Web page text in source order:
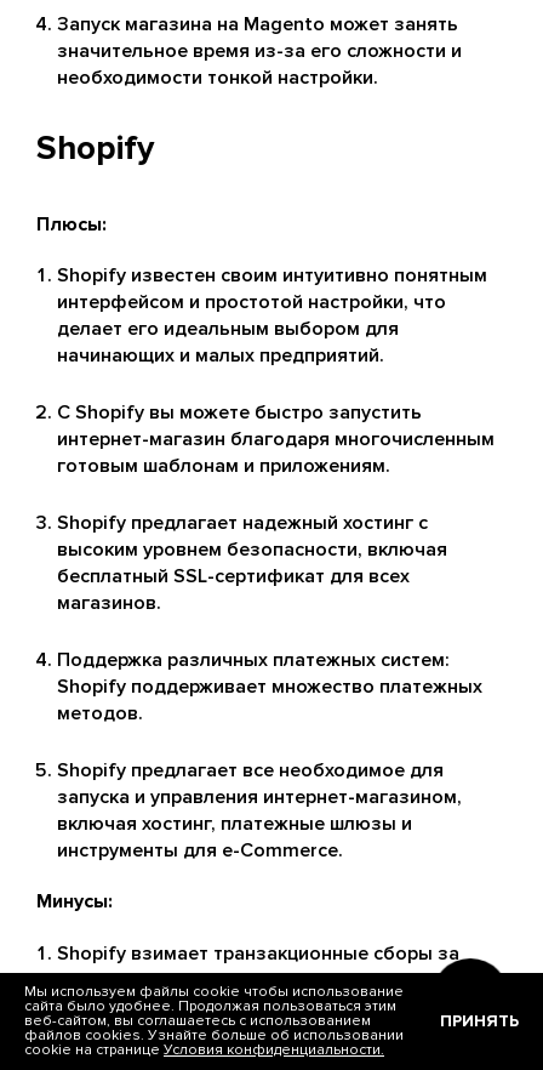
Мы используем файлы cookie чтобы использование
сайта было удобнее. Продолжая пользоваться этим
веб-сайтом, вы соглашаетесь с использованием
файлов cookies. Узнайте больше об использовании
cookie на странице Условия конфиденциальности.
ПРИНЯТЬ
Запуск магазина на Magento может занять
значительное время из-за его сложности и
необходимости тонкой настройки.
Shopify
Плюсы:
Shopify известен своим интуитивно понятным
интерфейсом и простотой настройки, что
делает его идеальным выбором для
начинающих и малых предприятий.
С Shopify вы можете быстро запустить
интернет-магазин благодаря многочисленным
готовым шаблонам и приложениям.
Shopify предлагает надежный хостинг с
высоким уровнем безопасности, включая
бесплатный SSL-сертификат для всех
магазинов.
Поддержка различных платежных систем:
Shopify поддерживает множество платежных
методов.
Shopify предлагает все необходимое для
запуска и управления интернет-магазином,
включая хостинг, платежные шлюзы и
инструменты для e-Commerce.
Минусы:
Shopify взимает транзакционные сборы за
использование платежных провайдеров,
отличных от Shopify Payments.
В отличие от Magento, Shopify имеет